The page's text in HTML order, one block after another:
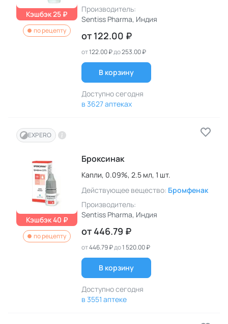
Кэшбэк 25 ₽
по рецепту
Производитель:
Sentiss Pharma, Индия
от 122.00 ₽
от122.00 ₽до253.00 ₽
В корзину
Доступно сегодня
в 3627 аптеках
EXPERO
Кэшбэк 40 ₽
по рецепту
Броксинак
Капли, 0.09%, 2.5 мл, 1 шт.
Действующее вещество: Бромфенак
Производитель:
Sentiss Pharma, Индия
от 446.79 ₽
от446.79 ₽до1 520.00 ₽
В корзину
Доступно сегодня
в 3551 аптеке